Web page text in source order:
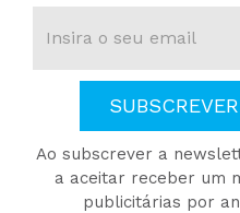
Ao subscrever a
a aceitar receber um
publicitárias por